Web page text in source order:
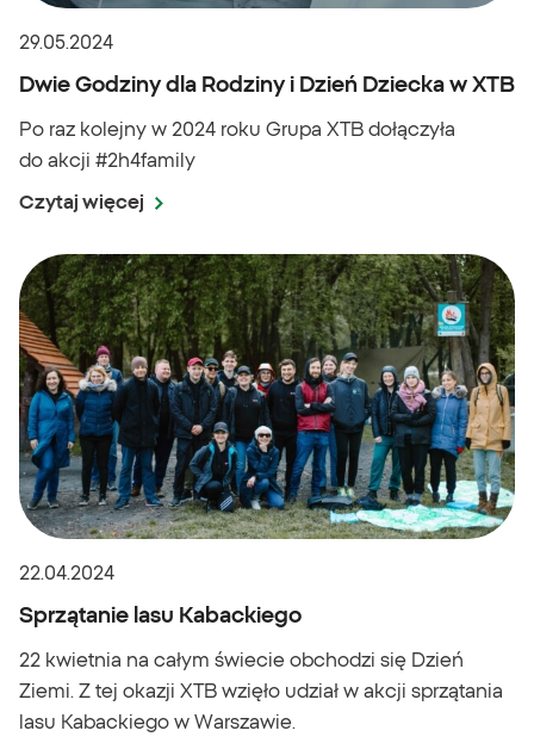
29.05.2024
Dwie Godziny dla Rodziny i Dzień Dziecka w XTB
Po raz kolejny w 2024 roku Grupa XTB dołączyła
do akcji #2h4family
Czytaj więcej
22.04.2024
Sprzątanie lasu Kabackiego
22 kwietnia na całym świecie obchodzi się Dzień
Ziemi. Z tej okazji XTB wzięło udział w akcji sprzątania
lasu Kabackiego w Warszawie.